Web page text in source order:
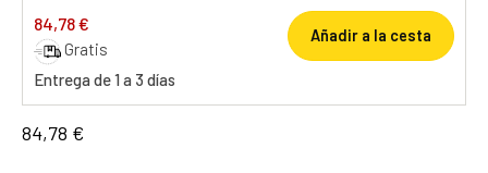
84,78 €
Gratis
Entrega de 1 a 3 días
Añadir a la cesta
84,78 €